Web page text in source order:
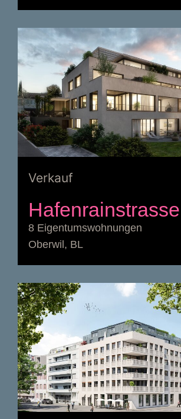
Verkauf
Hafenrainstrasse
8 Eigentumswohnungen
Oberwil, BL